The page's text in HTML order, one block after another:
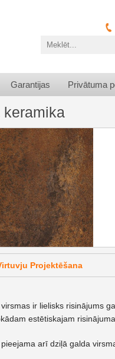
Garantijas Privātuma
keramika
Projektēšana
ir lielisks risinājums
estētiskajam
arī dziļā galda